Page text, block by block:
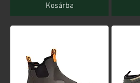
Kosárba